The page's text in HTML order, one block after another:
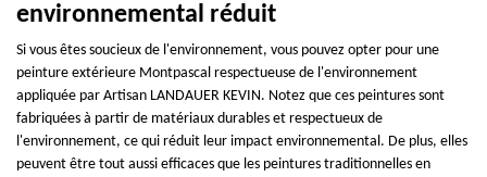
environnemental réduit
Si vous êtes soucieux de l'environnement, vous pouvez opter pour une
peinture extérieure Montpascal respectueuse de l'environnement
appliquée par Artisan LANDAUER KEVIN. Notez que ces peintures sont
fabriquées à partir de matériaux durables et respectueux de
l'environnement, ce qui réduit leur impact environnemental. De plus, elles
peuvent être tout aussi efficaces que les peintures traditionnelles en